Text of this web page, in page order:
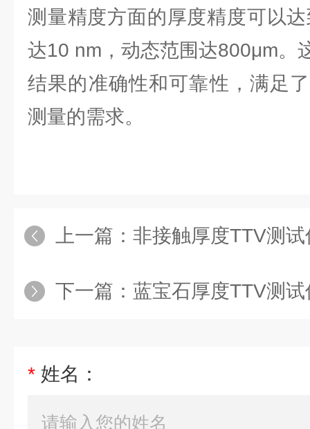
测量精度方面的厚度精度可以
达10 nm，动态范围达800μm。
结果的准确性和可靠性，满足
测量的需求。
上一篇： 非接触厚度TTV测试
下一篇： 蓝宝石厚度TTV测试
* 姓名：